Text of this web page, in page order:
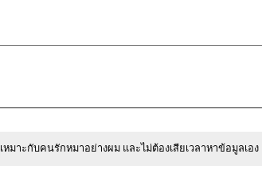
เหมาะกับคนรักหมาอย่างผม และไม่ต้องเสียเวลาหาข้อมูลเอง